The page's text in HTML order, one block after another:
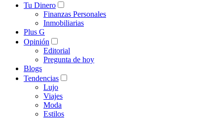
Tu Dinero
Finanzas Personales
Inmobiliarias
Plus G
Opinión
Editorial
Pregunta de hoy
Blogs
Tendencias
Lujo
Viajes
Moda
Estilos